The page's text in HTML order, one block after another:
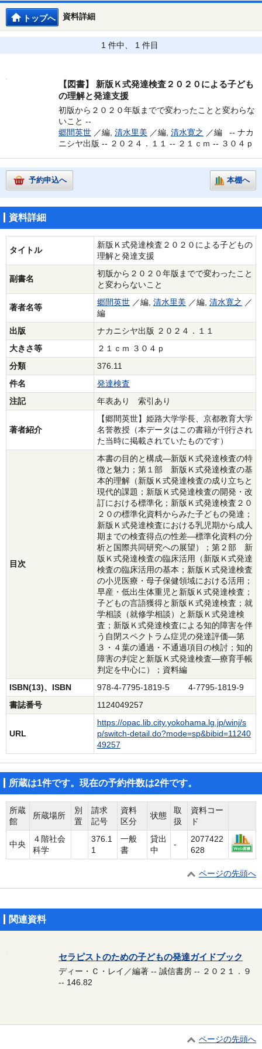
資料詳細
トップへ
1 件中、 1 件目
【図書】
新版Ｋ式発達検査２０２０による子ども
の理解と発達支援
初版から２０２０年版までで変わったことと変わらな
いこと --
郷間英世 ／編, 清水里美 ／編, 清水寛之 ／編 -- ナカ
ニシヤ出版 -- ２０２４．１１ -- ２１ｃｍ -- ３０４ｐ
予約申込へ 本棚へ
資料詳細
タイトル
新版Ｋ式発達検査２０２０による子どもの
理解と発達支援
副書名
初版から２０２０年版までで変わったこと
と変わらないこと
著者名等
郷間英世 ／編, 清水里美 ／編, 清水寛之 ／
編
出版
ナカニシヤ出版 ２０２４．１１
大きさ等
２１ｃｍ ３０４ｐ
分類
376.11
件名
発達検査
注記
年表あり 索引あり
著者紹介
【郷間英世】姫路大学学長、京都教育大学
名誉教授（本データはこの書籍が刊行され
た当時に掲載されていたものです）
目次
本書の目的と構成―新版Ｋ式発達検査の特
徴と魅力；第１部 新版Ｋ式発達検査の基
本的理解（新版Ｋ式発達検査の成り立ちと
現代的課題；新版Ｋ式発達検査の開発・改
訂における標準化；新版Ｋ式発達検査２０
２０の標準化資料からみた子どもの発達；
新版Ｋ式発達検査における乳児期から成人
期までの検査得点の性差―標準化資料の分
析と国際共同研究への展望）；第２部 新
版Ｋ式発達検査の臨床活用（新版Ｋ式発達
検査の臨床活用の基本；新版Ｋ式発達検査
の小児医療・母子保健領域における活用；
早産・低出生体重児と新版Ｋ式発達検査；
子どもの言語獲得と新版Ｋ式発達検査；就
学相談（就修学相談）と新版Ｋ式発達検
査；新版Ｋ式発達検査による知的障害を伴
う自閉スペクトラム症児の発達評価―第
３・４葉の通過・不通過項目の検討；知的
障害の判定と新版Ｋ式発達検査―療育手帳
判定を中心に）；資料編
ISBN(13)、ISBN
978-4-7795-1819-5 4-7795-1819-9
書誌番号
1124049257
URL
https://opac.lib.city.yokohama.lg.jp/winj/s
p/switch-detail.do?mode=sp&bibid=11240
49257
所蔵は1件です。現在の予約件数は2件です。
所蔵
館
所蔵場所
別
置
請求
記号
資料
区分
状態
取
扱
資料コー
ド
中央
４階社会
科学
376.1
1
一般
書
貸出
中
-
2077422
628
ページの先頭へ
関連資料
セラピストのための子どもの発達ガイドブック
ディー・Ｃ・レイ／編著 -- 誠信書房 -- ２０２１．９
-- 146.82
ページの先頭へ